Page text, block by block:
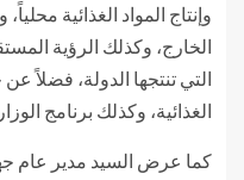
وإنتاج المواد الغذائية
الخارج، وكذلك الرؤية
التي تنتجها الدولة، فضلاً
الغذائية، وكذلك برنامج
كما عرض السيد مدير عام